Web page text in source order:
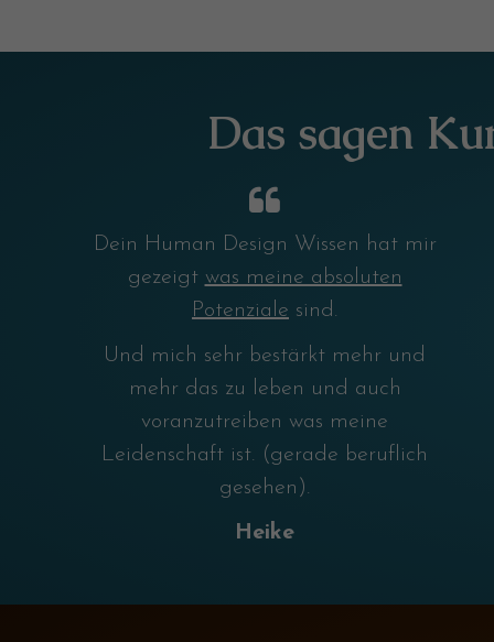
Das sagen
Dein Human Design Wissen hat mir
gezeigt was meine absoluten
Potenziale sind.
Und mich sehr bestärkt mehr und
mehr das zu leben und auch
voranzutreiben was meine
Leidenschaft ist. (gerade beruflich
gesehen).
Heike